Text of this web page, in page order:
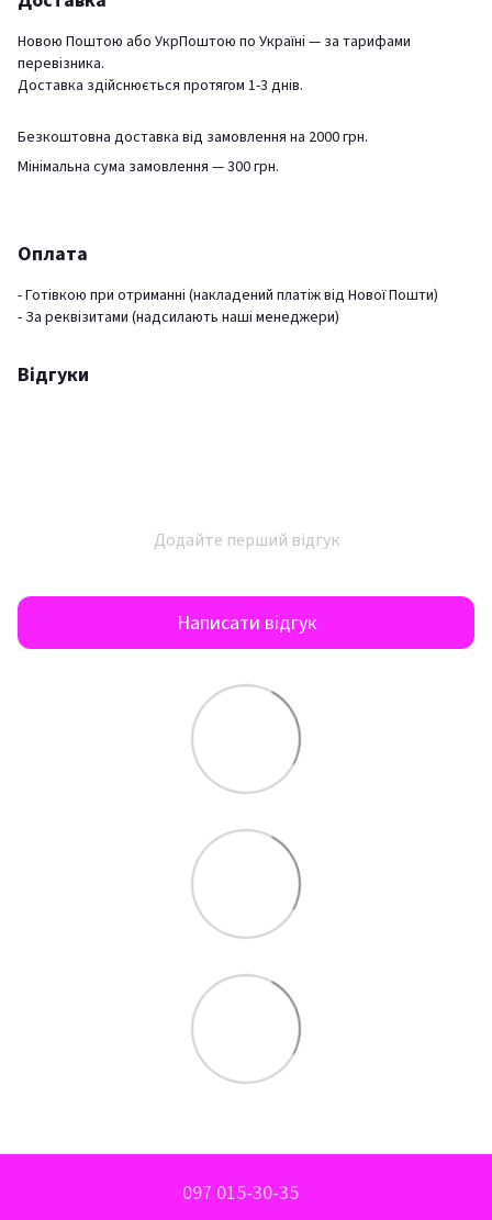
Новою Поштою або УкрПоштою по Україні — за тарифами
перевізника.
Доставка здійснюється протягом 1-3 днів.
Безкоштовна доставка від замовлення на 2000 грн.
Мінімальна сума замовлення — 300 грн.
Оплата
- Готівкою при отриманні (накладений платіж від Нової Пошти)
- За реквізитами (надсилають наші менеджери)
Відгуки
Додайте перший відгук
Написати відгук
097 015-30-35